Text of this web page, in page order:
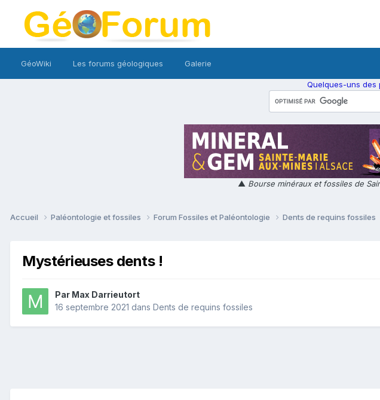
GéoWiki Les forums géologiques Galerie
Quelques-uns des
▲ Bourse minéraux et fossiles de
Accueil Paléontologie et fossiles Forum Fossiles et Paléontologie Dents de requins fossiles
Mystérieuses dents !
Par Max Darrieutort
16 septembre 2021 dans Dents de requins fossiles